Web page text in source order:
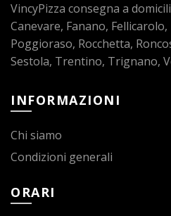
VincyPizza consegna a
Canevare, Fanano,
Poggioraso, Rocchetta,
Sestola, Trentino, Trignano,
INFORMAZIONI
Chi siamo
Condizioni generali
ORARI